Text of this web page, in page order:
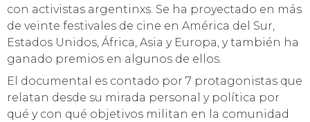
con activistas argentinxs. Se ha proyectado en más
de veinte festivales de cine en América del Sur,
Estados Unidos, África, Asia y Europa, y también ha
ganado premios en algunos de ellos.
El documental es contado por 7 protagonistas que
relatan desde su mirada personal y política por
qué y con qué objetivos militan en la comunidad